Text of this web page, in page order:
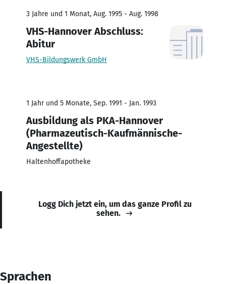
3 Jahre und 1 Monat, Aug. 1995 - Aug. 1998
VHS-Hannover Abschluss:
Abitur
VHS-Bildungswerk GmbH
1 Jahr und 5 Monate, Sep. 1991 - Jan. 1993
Ausbildung als PKA-Hannover
(Pharmazeutisch-Kaufmännische-
Angestellte)
Haltenhoffapotheke
Logg Dich jetzt ein, um das ganze Profil zu
sehen.
Sprachen